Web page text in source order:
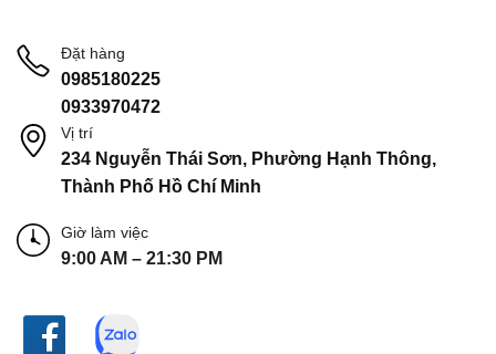
Đặt hàng
0985180225
0933970472
Vị trí
234 Nguyễn Thái Sơn, Phường Hạnh Thông,
Thành Phố Hồ Chí Minh
Giờ làm việc
9:00 AM – 21:30 PM